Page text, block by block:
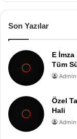
Son Yazılar
E
Tüm
Admin
Özel
Hali
Admin